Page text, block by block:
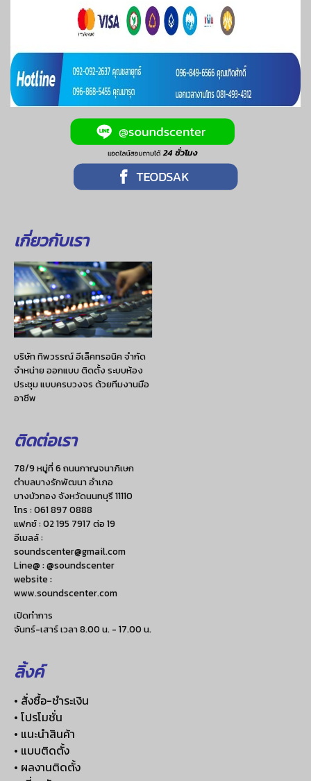
เกี่ยวกับเรา
บริษัท ทิพวรรณ์ อีเล็คทรอนิค จำกัด
จำหน่าย ออกแบบ ติดตั้ง ระบบห้อง
ประชุม แบบครบวงจร ด้วยทีมงานมือ
อาชีพ
ติดต่อเรา
78/9 หมู่ที่ 6 ถนนกาญจนาภิเษก
ตำบลบางรักพัฒนา อำเภอ
บางบัวทอง จังหวัดนนทบุรี 11110
โทร :061 897 0888
แฟกซ์ :02 195 7917 ต่อ 19
อีเมลล์ :
soundscenter@gmail.com
Line@ : @soundscenter
website :
www.soundscenter.com
เปิดทำการ
จันทร์-เสาร์ เวลา 8.00 น. - 17.00 น.
ลิ้งค์
• สั่งซื้อ-ชำระเงิน
• โปรโมชั่น
• แนะนำสินค้า
• แบบติดตั้ง
• ผลงานติดตั้ง